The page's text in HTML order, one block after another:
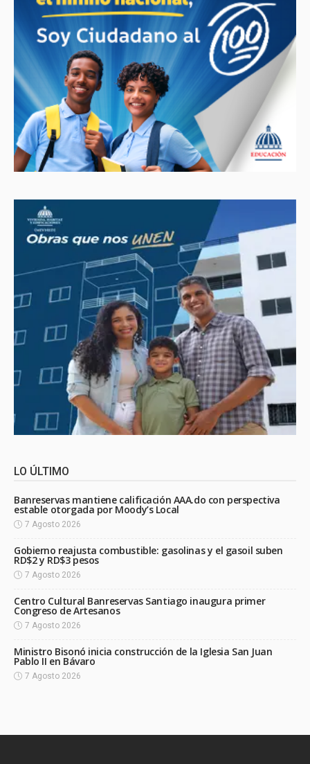
LO ÚLTIMO
Banreservas mantiene calificación AAA.do con perspectiva
estable otorgada por Moody’s Local
7 Agosto 2026
Gobierno reajusta combustible: gasolinas y el gasoil suben
RD$2 y RD$3 pesos
7 Agosto 2026
Centro Cultural Banreservas Santiago inaugura primer
Congreso de Artesanos
7 Agosto 2026
Ministro Bisonó inicia construcción de la Iglesia San Juan
Pablo II en Bávaro
7 Agosto 2026